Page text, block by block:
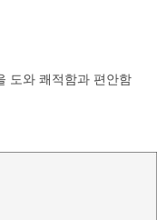
도와 쾌적함과 편안함